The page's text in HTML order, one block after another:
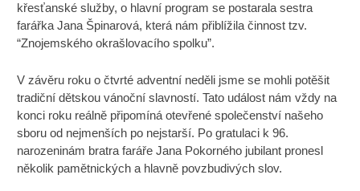
křesťanské služby, o hlavní program se postarala sestra
farářka Jana Špinarová, která nám přiblížila činnost tzv.
“Znojemského okrašlovacího spolku”.
V závěru roku o čtvrté adventní neděli jsme se mohli potěšit
tradiční dětskou vánoční slavností. Tato událost nám vždy na
konci roku reálně připomíná otevřené společenství našeho
sboru od nejmenších po nejstarší. Po gratulaci k 96.
narozeninám bratra faráře Jana Pokorného jubilant pronesl
několik pamětnických a hlavně povzbudivých slov.